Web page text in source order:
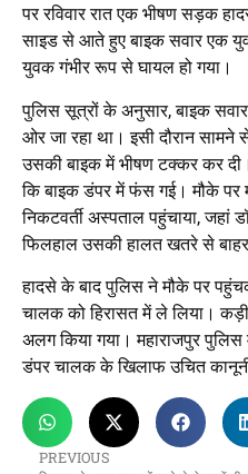
पर रविवार रात एक भीषण सड़क
साइड से आते हुए बाइक सवार एक
युवक गंभीर रूप से घायल हो गया।
पुलिस सूत्रों के अनुसार, बाइक
ओर जा रहा था। इसी दौरान
उसकी बाइक में भीषण टक्कर कर
कि बाइक डंपर में फंस गई। मौके पर
निकटवर्ती अस्पताल पहुंचाया, जहां
फिलहाल उसकी हालत खतरे से बाहर
हादसे के बाद पुलिस ने मौके पर
चालक को हिरासत में ले लिया।
अलग किया गया। महाराजपुर
डंपर चालक के खिलाफ उचित कानूनी
PREVIOUS